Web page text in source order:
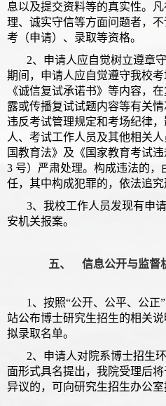
息以及提交资料等的真实性。
理、诚实守信等方面问题者，
考（申请）、录取等资格。
2、申请人应自觉树立遵章
期间，申请人应自觉遵守我校
《诚信复试承诺书》等内容，
露或传播复试试题内容等有关
违反考试管理规定和考场纪律
人、考试工作人员及其他相关
国教育法》及《国家教育考试
3 号）严肃处理。构成违法的
任，其中构成犯罪的，依法追究
3、我校工作人员发现有申
安机关报案。
五、 信息公开与监督
1、按照“公开、公平、公正
站公布博士研究生招生的相关
拟录取名单。
2、申请人对院系博士招生
面形式具名提出，我院受理后
异议的，可向研究生招生办公室